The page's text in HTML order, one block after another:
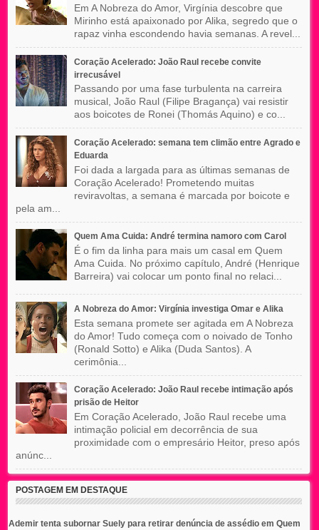
Em A Nobreza do Amor, Virgínia descobre que
Mirinho está apaixonado por Alika, segredo que o
rapaz vinha escondendo havia semanas. A revel...
Coração Acelerado: João Raul recebe convite
irrecusável
Passando por uma fase turbulenta na carreira
musical, João Raul (Filipe Bragança) vai resistir
aos boicotes de Ronei (Thomás Aquino) e co...
Coração Acelerado: semana tem climão entre Agrado e
Eduarda
Foi dada a largada para as últimas semanas de
Coração Acelerado! Prometendo muitas
reviravoltas, a semana é marcada por boicote e
pela am...
Quem Ama Cuida: André termina namoro com Carol
É o fim da linha para mais um casal em Quem
Ama Cuida. No próximo capítulo, André (Henrique
Barreira) vai colocar um ponto final no relaci...
A Nobreza do Amor: Virgínia investiga Omar e Alika
Esta semana promete ser agitada em A Nobreza
do Amor! Tudo começa com o noivado de Tonho
(Ronald Sotto) e Alika (Duda Santos). A
cerimônia...
Coração Acelerado: João Raul recebe intimação após
prisão de Heitor
Em Coração Acelerado, João Raul recebe uma
intimação policial em decorrência de sua
proximidade com o empresário Heitor, preso após
anúnc...
POSTAGEM EM DESTAQUE
Ademir tenta subornar Suely para retirar denúncia de assédio em Quem